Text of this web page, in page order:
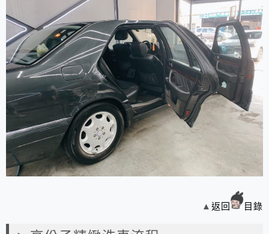
▲ 返回 目錄